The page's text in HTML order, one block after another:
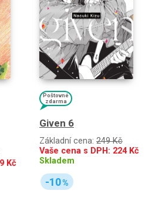
Kč
Poštovné
zdarma
Given 6
Základní cena: 249 Kč
Vaše cena s DPH: 224Kč
Skladem
-10%